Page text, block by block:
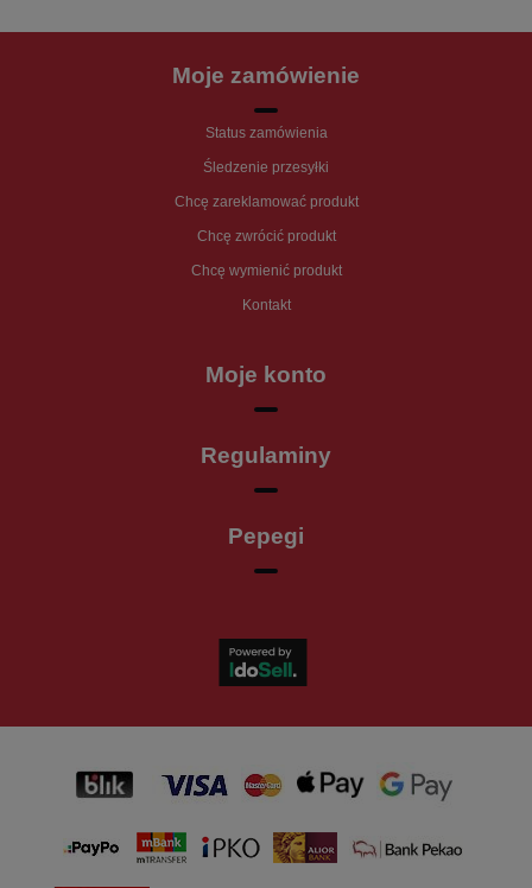
Moje zamówienie
Status zamówienia
Śledzenie przesyłki
Chcę zareklamować produkt
Chcę zwrócić produkt
Chcę wymienić produkt
Kontakt
Moje konto
Regulaminy
Pepegi